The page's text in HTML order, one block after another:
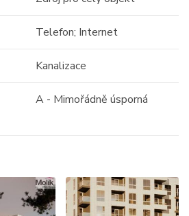
Telefon; Internet
Kanalizace
A - Mimořádně úsporná